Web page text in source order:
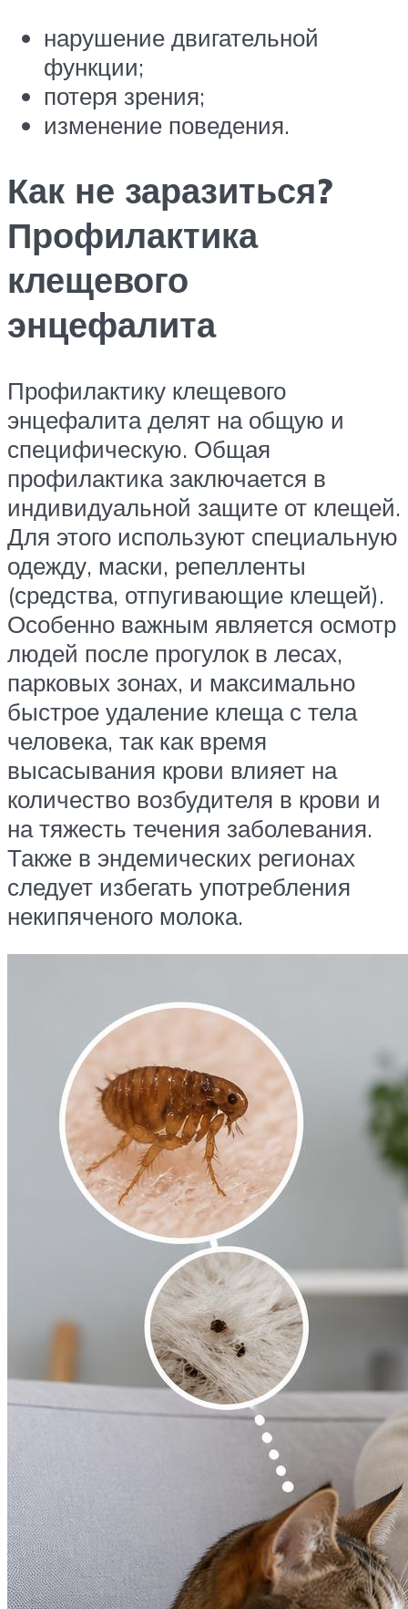
нарушение двигательной
функции;
потеря зрения;
изменение поведения.
Как не заразиться?
Профилактика
клещевого
энцефалита
Профилактику клещевого
энцефалита делят на общую и
специфическую. Общая
профилактика заключается в
индивидуальной защите от клещей.
Для этого используют специальную
одежду, маски, репелленты
(средства, отпугивающие клещей).
Особенно важным является осмотр
людей после прогулок в лесах,
парковых зонах, и максимально
быстрое удаление клеща с тела
человека, так как время
высасывания крови влияет на
количество возбудителя в крови и
на тяжесть течения заболевания.
Также в эндемических регионах
следует избегать употребления
некипяченого молока.